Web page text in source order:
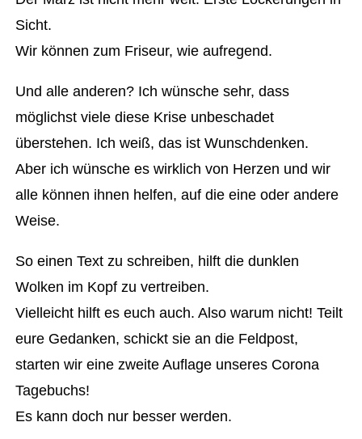
Sicht.
Wir können zum Friseur, wie aufregend.
Und alle anderen? Ich wünsche sehr, dass
möglichst viele diese Krise unbeschadet
überstehen. Ich weiß, das ist Wunschdenken.
Aber ich wünsche es wirklich von Herzen und wir
alle können ihnen helfen, auf die eine oder andere
Weise.
So einen Text zu schreiben, hilft die dunklen
Wolken im Kopf zu vertreiben.
Vielleicht hilft es euch auch. Also warum nicht! Teilt
eure Gedanken, schickt sie an die Feldpost,
starten wir eine zweite Auflage unseres Corona
Tagebuchs!
Es kann doch nur besser werden.